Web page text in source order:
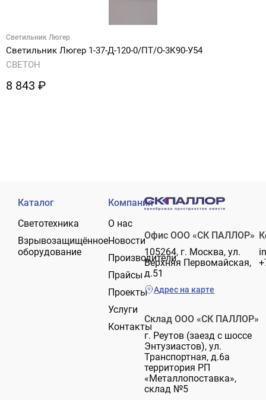
Светильник Люгер
Светильник Люгер 1-37-Д-120-0/ПТ/О-3К90-У54
СВЕТОН
8 843 ₽
Каталог
Светотехника
Взрывозащищённое
оборудование
Компания
О нас
Новости
Производители
Прайсы
Проекты
Услуги
Контакты
Офис ООО «СК ПАЛЛОР»
105264, г. Москва, ул.
Верхняя Первомайская,
д.51
Адрес на карте
Склад ООО «СК ПАЛЛОР»
г. Реутов (заезд с шоссе
Энтузиастов), ул.
Транспортная, д.6а
территория РП
«Металлопоставка»,
склад №5